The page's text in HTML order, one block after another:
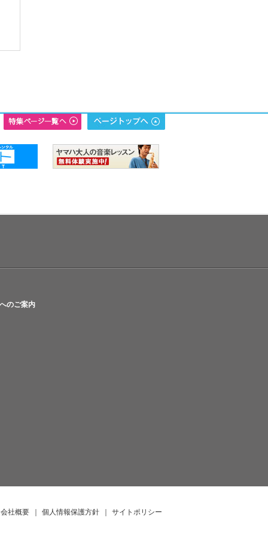
のご案内
会社概要 ｜ 個人情報保護方針 ｜ サイトポリシー